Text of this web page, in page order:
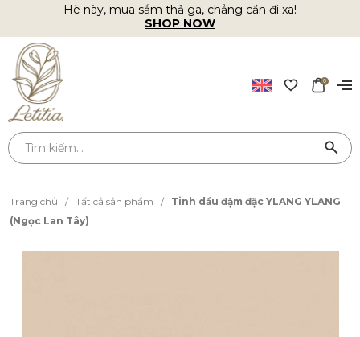
Hè này, mua sắm thả ga, chẳng cần đi xa!
SHOP NOW
0
Trang chủ / Tất cả sản phẩm /
Tinh dầu đậm đặc YLANG YLANG
(Ngọc Lan Tây)